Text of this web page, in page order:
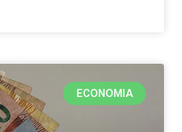
ECONOMIA